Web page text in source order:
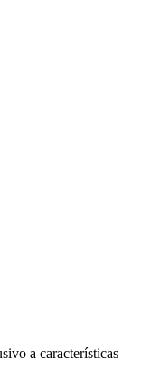
a características